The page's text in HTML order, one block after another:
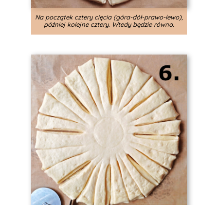
Na początek cztery cięcia (góra-dół-prawo-lewo),
później kolejne cztery. Wtedy będzie równo.